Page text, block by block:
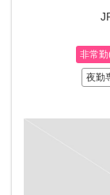
非常
夜勤